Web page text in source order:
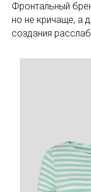
Фронтальный
но не кричаще, а
создания